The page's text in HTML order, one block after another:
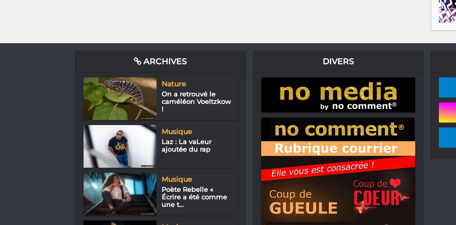
ARCHIVES
Nature
On a retrouvé le
caméléon Voeltzkow
!
Musique
Laz : La vaLeur
ajoutée du rap
Musique
Poète Rebelle «
Écrire a été comme
une t...
DIVERS